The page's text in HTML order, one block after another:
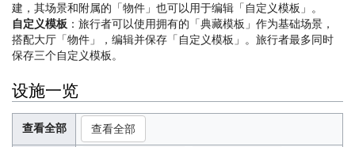
建，其场景和附属的「物件」也可以用于编辑「自定义模板」。
自定义模板 ：旅行者可以使用拥有的「典藏模板」作为基础场景，
搭配大厅「物件」，编辑并保存「自定义模板」。旅行者最多同时
保存三个自定义模板。
设施一览
查看全部 查看全部